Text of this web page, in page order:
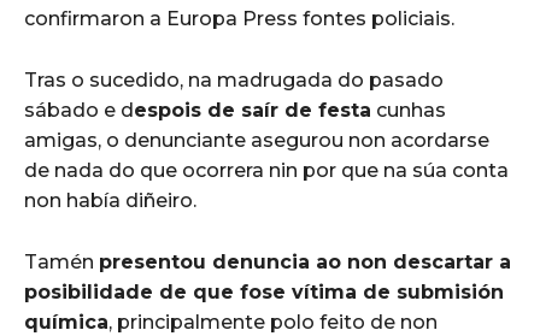
confirmaron a Europa Press fontes policiais.
Tras o sucedido, na madrugada do pasado
sábado e d espois de saír de festa cunhas
amigas, o denunciante asegurou non acordarse
de nada do que ocorrera nin por que na súa conta
non había diñeiro.
Tamén presentou denuncia ao non descartar a
posibilidade de que fose vítima de submisión
química, principalmente polo feito de non